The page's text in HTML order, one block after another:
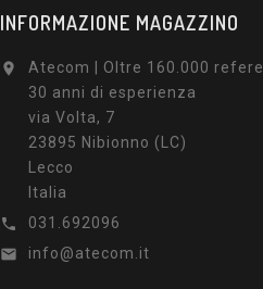
INFORMAZIONE MAGAZZINO

Atecom | Oltre 160.000
30 anni di esperienza
via Volta, 7
23895 Nibionno (LC)
Lecco
Italia

031.692096

info@atecom.it